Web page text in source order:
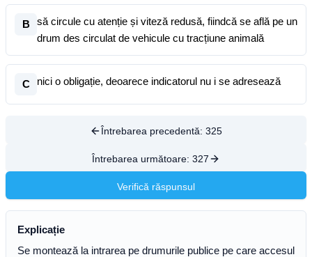
B
să circule cu atenție și viteză redusă, fiindcă se află pe un
drum des circulat de vehicule cu tracțiune animală
C nici o obligație, deoarece indicatorul nu i se adresează
Întrebarea precedentă: 325
Întrebarea următoare: 327
Verifică răspunsul
Explicație
Se montează la intrarea pe drumurile publice pe care accesul